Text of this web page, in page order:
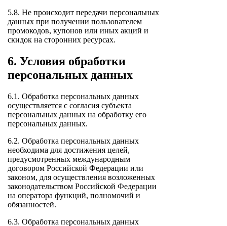
5.8. Не происходит передачи персональных
данных при получении пользователем
промокодов, купонов или иных акций и
скидок на сторонних ресурсах.
6. Условия обработки
персональных данных
6.1. Обработка персональных данных
осуществляется с согласия субъекта
персональных данных на обработку его
персональных данных.
6.2. Обработка персональных данных
необходима для достижения целей,
предусмотренных международным
договором Российской Федерации или
законом, для осуществления возложенных
законодательством Российской Федерации
на оператора функций, полномочий и
обязанностей.
6.3. Обработка персональных данных